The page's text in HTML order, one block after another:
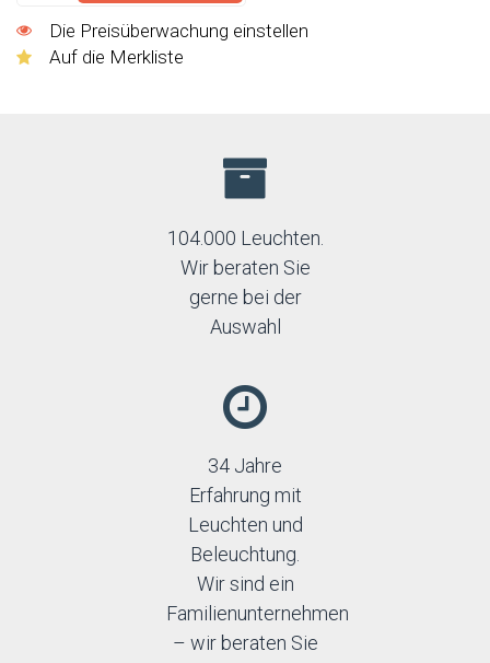
Die Preisüberwachung einstellen
Auf die Merkliste
104.000 Leuchten.
Wir beraten Sie
gerne bei der
Auswahl
34 Jahre
Erfahrung mit
Leuchten und
Beleuchtung.
Wir sind ein
Familienunternehmen
– wir beraten Sie